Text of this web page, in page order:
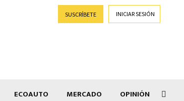
SUSCRÍBETE INICIAR SESIÓN
ECOAUTO MERCADO OPINIÓN